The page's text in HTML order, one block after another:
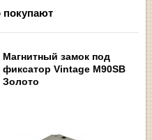
покупают
Магнитный замок под
фиксатор Vintage M90SB
Золото